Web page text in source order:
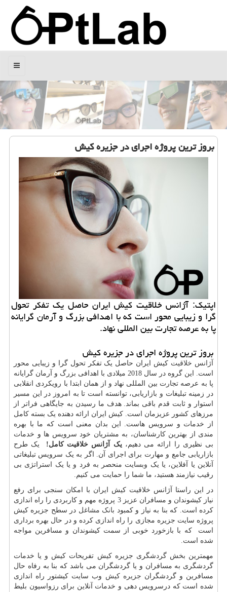
منو
بروز ترین پروژه اجرای در جزیره كیش
اپتیك: آژانس خلاقیت كیش ایران حاصل یك تفكر تحول
گرا و زیبایی محور است كه با اهدافی بزرگ و آرمان گرایانه
پا به عرصه تجارت بین المللی نهاد.
بروز ترین پروژه اجرای در جزیره کیش
آژانس خلاقیت کیش ایران حاصل یک تفکر تحول گرا و زیبایی محور
است. این گروه در سال 2018 میلادی با اهدافی بزرگ و آرمان گرایانه
پا به عرصه تجارت بین المللی نهاد و از همان ابتدا با رویکردی انقلابی
در زمینه تبلیغات و بازاریابی، توانسته است تا به امروز در این مسیر
استوار و ثابت قدم باقی بماند. هدف ما رسیدن به جایگاهی فراتر از
مرزهای کشور عزیزمان است. کیش ایران ارائه دهنده یک بسته کامل
از خدمات و سرویس هاست. این بدان معنی است که ما با بهره
مندی از بهترین کارشناسان، به مشتریان خود سرویس ها و خدمات
بی نظیری را ارائه می دهیم،یک آژانس خلاقیت کامل! یک طرح
بازاریابی جامع و مهارت برای اجرای آن. اگر به یک سرویس تبلیغاتی
آنلاین یا آفلاین، یا یک وبسایت منحصر به فرد و یا یک استراتژی بی
رقیب نیازمند هستید، ما شما را حمایت می کنیم.
در این راستا آژانس خلاقیت کیش ایران با امکان سنجی برای رفع
نیاز کیشوندان و مسافران عزیز 3 پروژه مهم و کاربردی را راه اندازی
کرده است. که بنا به نیاز و کمبود بانک مشاغل در سطح جزیره کیش
پروژه سایت جزیره مجازی را راه اندازی کرده و در حال بهره برداری
است که با بازخورد خوبی از سمت کیشوندان و مسافرین مواجه
شده است.
مهمترین بخش گردشگری جزیره کیش تفریحات کیش و یا خدمات
گردشگری به مسافران و یا گردشگران می باشد که بنا به رفاه حال
مسافرین و گردشگران جزیره کیش وب سایت کیشتور راه اندازی
شده است که درسرویس دهی و خدمات آنلاین برای رزواسیون بلیط